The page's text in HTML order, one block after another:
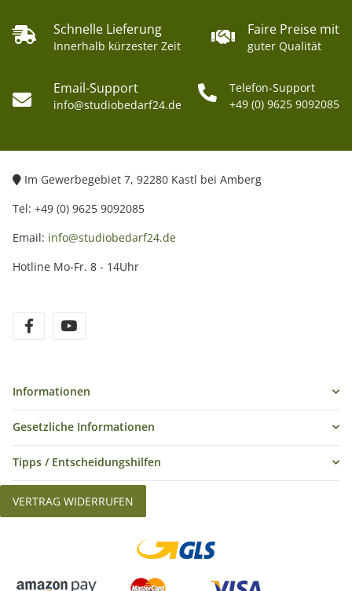
Schnelle Lieferung
Innerhalb kürzester Zeit
Faire Preise mit
guter Qualität
Email-Support
info@studiobedarf24.de
Telefon-Support
+49 (0) 9625 9092085
Im Gewerbegebiet 7, 92280 Kastl bei Amberg
Tel: +49 (0) 9625 9092085
Email: info@studiobedarf24.de
Hotline Mo-Fr. 8 - 14Uhr
Informationen
Gesetzliche Informationen
Tipps / Entscheidungshilfen
VERTRAG WIDERRUFEN